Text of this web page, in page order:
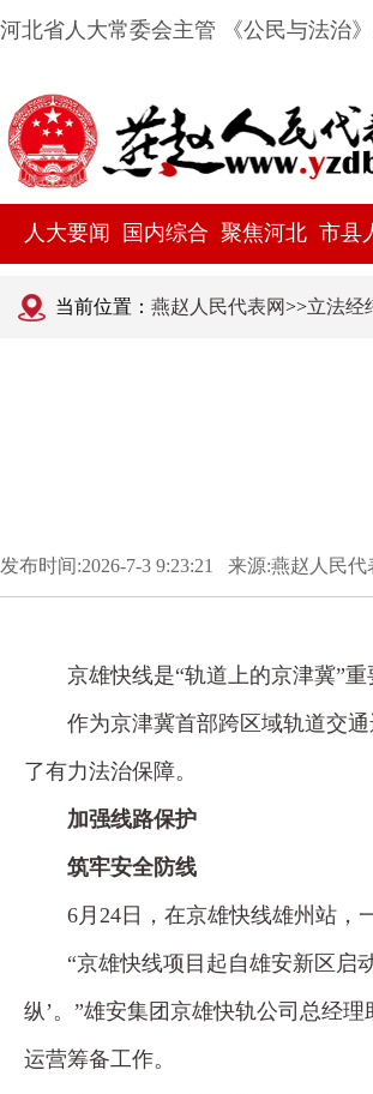
河北省人大常委会主管 《公民与法治
人大要闻 国内综合 聚焦河北 市县
当前位置： 燕赵人民代表网>>立法经
发布时间:2026-7-3 9:23:21 来源:燕赵人民
京雄快线是“轨道上的京津冀”
作为京津冀首部跨区域轨道交
了有力法治保障。
加强线路保护
筑牢安全防线
6月24日，在京雄快线雄州站，
“京雄快线项目起自雄安新区启
纵’。”雄安集团京雄快轨公司总经
运营筹备工作。